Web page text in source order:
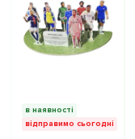
в наявності
відправимо сьогодні